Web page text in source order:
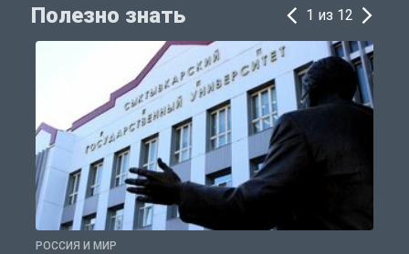
Полезно знать 1 из 12
РОССИЯ И МИР